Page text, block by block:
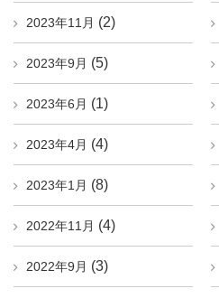
2023年11月 (2)
2023年9月 (5)
2023年6月 (1)
2023年4月 (4)
2023年1月 (8)
2022年11月 (4)
2022年9月 (3)